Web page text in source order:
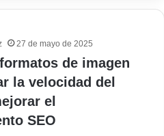
27 de mayo de 2025
de imagen
la velocidad del
el
SEO